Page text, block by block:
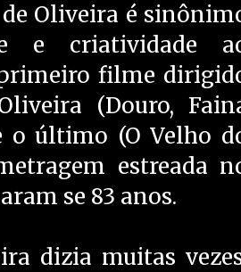
Oliveira é
e criatividade
filme
(Douro,
o último (O Velho
estreada
se 83 anos.
dizia muitas